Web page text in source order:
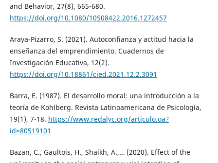
and Behavior, 27(8), 665-680.
https://doi.org/10.1080/10508422.2016.1272457
Araya-Pizarro, S. (2021). Autoconfianza y actitud hacia la
enseñanza del emprendimiento. Cuadernos de
Investigación Educativa, 12(2).
https://doi.org/10.18861/cied.2021.12.2.3091
Barra, E. (1987). El desarrollo moral: una introducción a la
teoría de Kohlberg. Revista Latinoamericana de Psicología,
19(1), 7-18. https://www.redalyc.org/articulo.oa?
id=80519101
Bazan, C., Gaultois, H., Shaikh, A.,… (2020). Effect of the